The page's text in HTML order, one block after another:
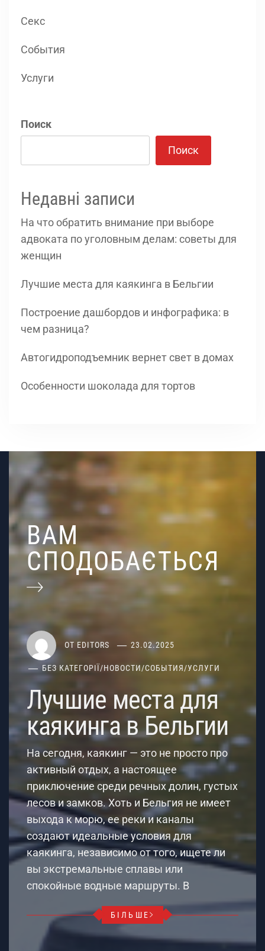
Секс
События
Услуги
Поиск
Поиск
Недавні записи
На что обратить внимание при выборе
адвоката по уголовным делам: советы для
женщин
Лучшие места для каякинга в Бельгии
Построение дашбордов и инфографика: в
чем разница?
Автогидроподъемник вернет свет в домах
Особенности шоколада для тортов
ВАМ
СПОДОБАЄТЬСЯ
ОТ EDITORS 23.02.2025
БЕЗ КАТЕГОРІЇ/НОВОСТИ/СОБЫТИЯ/УСЛУГИ
Лучшие места для
каякинга в Бельгии
На сегодня, каякинг — это не просто про
активный отдых, а настоящее
приключение среди речных долин, густых
лесов и замков. Хоть и Бельгия не имеет
выхода к морю, ее реки и каналы
создают идеальные условия для
каякинга, независимо от того, ищете ли
вы экстремальные сплавы или
спокойные водные маршруты. В
БІЛЬШЕ